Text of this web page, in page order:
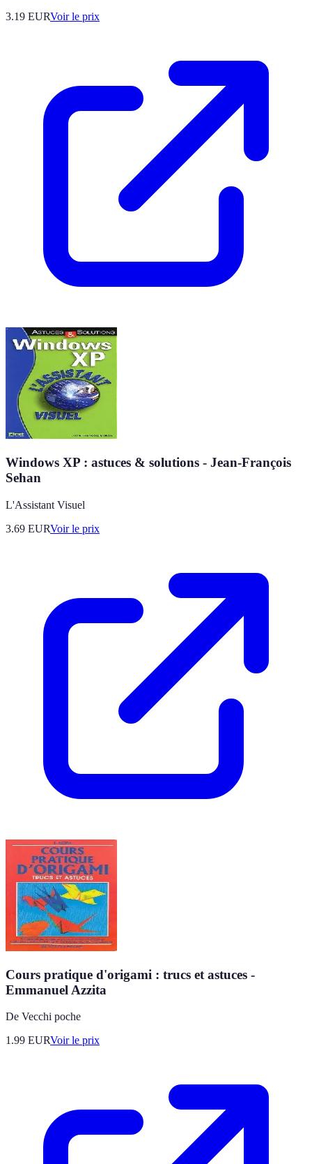
3.19 EURVoir le prix
Windows XP : astuces & solutions - Jean-François
Sehan
L'Assistant Visuel
3.69 EURVoir le prix
Cours pratique d'origami : trucs et astuces -
Emmanuel Azzita
De Vecchi poche
1.99 EURVoir le prix